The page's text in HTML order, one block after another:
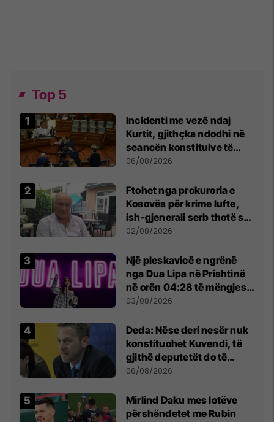
Top 5
Incidenti me vezë ndaj
Kurtit, gjithçka ndodhi në
seancën konstituive të
Kuvendit
06/08/2026
Ftohet nga prokuroria e
Kosovës për krime lufte,
ish-gjenerali serb thotë se
dikush e tradhtoi në
02/08/2026
Një pleskavicë e ngrënë
nga Dua Lipa në Prishtinë
në orën 04:28 të mëngjesit
- dhe bota digjitale serbe
03/08/2026
Deda: Nëse deri nesër nuk
konstituohet Kuvendi, të
gjithë deputetët do të
bëjnë shkelje të rëndë
06/08/2026
Mirlind Daku mes lotëve
përshëndetet me Rubin